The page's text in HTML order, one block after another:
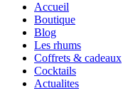
Accueil
Boutique
Blog
Les rhums
Coffrets & cadeaux
Cocktails
Actualites